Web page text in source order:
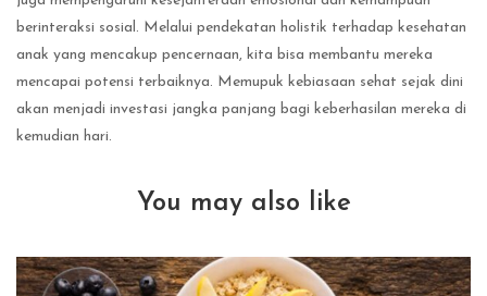
berinteraksi sosial. Melalui pendekatan holistik terhadap kesehatan
anak yang mencakup pencernaan, kita bisa membantu mereka
mencapai potensi terbaiknya. Memupuk kebiasaan sehat sejak dini
akan menjadi investasi jangka panjang bagi keberhasilan mereka di
kemudian hari.
You may also like